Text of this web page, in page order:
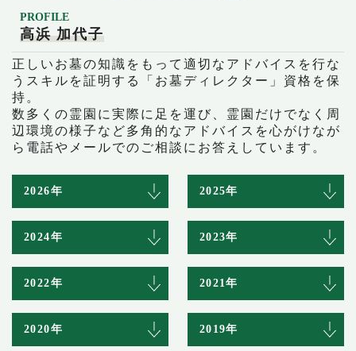
PROFILE
高浜 加代子
正しいお墓の知識をもって適切なアドバイスを行な
うスキルを証明する「お墓ディレクター」資格を保
持。
数多くの霊園に実際に足を運び、霊園だけでなく周
辺環境の様子など多角的なアドバイスを心がけなが
ら電話やメールでのご相談にお答えしています。
2026年 2025年
2024年 2023年
2022年 2021年
2020年 2019年